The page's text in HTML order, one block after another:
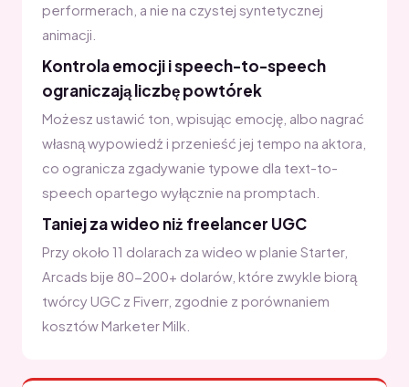
performerach, a nie na czystej syntetycznej
animacji.
Kontrola emocji i speech-to-speech
ograniczają liczbę powtórek
Możesz ustawić ton, wpisując emocję, albo nagrać
własną wypowiedź i przenieść jej tempo na aktora,
co ogranicza zgadywanie typowe dla text-to-
speech opartego wyłącznie na promptach.
Taniej za wideo niż freelancer UGC
Przy około 11 dolarach za wideo w planie Starter,
Arcads bije 80-200+ dolarów, które zwykle biorą
twórcy UGC z Fiverr, zgodnie z porównaniem
kosztów Marketer Milk.